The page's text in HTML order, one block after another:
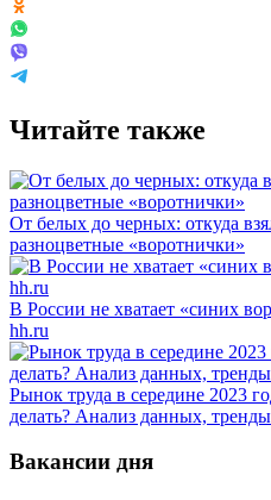
Читайте также
От белых до черных: откуда
разноцветные «воротнички»
В России не хватает «синих
hh.ru
Рынок труда в середине 2023
делать? Анализ данных,
Вакансии дня